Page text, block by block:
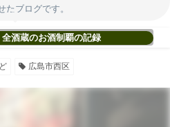
たブログです。
酒蔵のお酒制覇の記録
広島市西区